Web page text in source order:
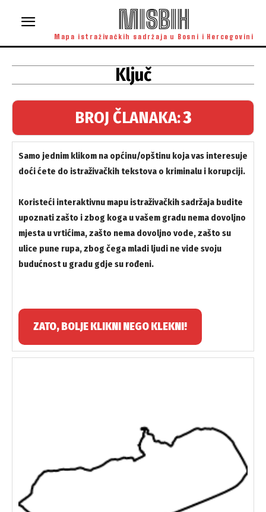
MISBIH
Mapa istraživačkih sadržaja u Bosni i Hercegovini
Ključ
BROJ ČLANAKA:3
Samo jednim klikom na općinu/opštinu koja vas interesuje
doći ćete do istraživačkih tekstova o kriminalu i korupciji.
Koristeći interaktivnu mapu istraživačkih sadržaja budite
upoznati zašto i zbog koga u vašem gradu nema dovoljno
mjesta u vrtićima, zašto nema dovoljno vode, zašto su
ulice pune rupa, zbog čega mladi ljudi ne vide svoju
budućnost u gradu gdje su rođeni.
ZATO, BOLJE KLIKNI NEGO KLEKNI!